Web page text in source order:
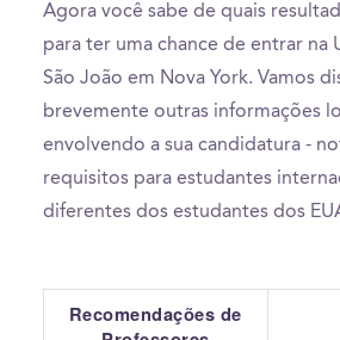
Agora você sabe de quais
para ter uma chance de entrar na
São João em Nova York. Vamos
brevemente outras informações
envolvendo a sua candidatura -
requisitos para estudantes
diferentes dos estudantes dos
Recomendações de